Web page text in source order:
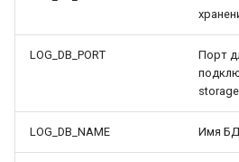
LOG_DB_PORT
Порт
LOG_DB_NAME Имя